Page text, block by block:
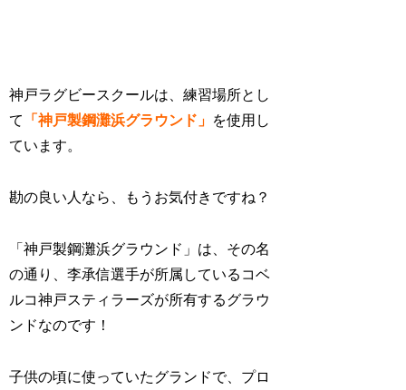
神戸ラグビースクールは、練習場所とし
て
「神戸製鋼灘浜グラウンド」 を使用し
ています。
勘の良い人なら、もうお気付きですね？
「神戸製鋼灘浜グラウンド」は、その名
の通り、李承信選手が所属している コベ
ルコ神戸スティラーズが所有するグラウ
ンドなのです！
子供の頃に使っていたグランドで、プロ